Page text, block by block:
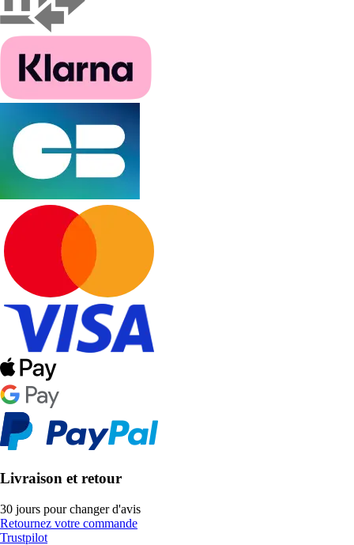
Livraison et retour
30 jours pour changer d'avis
Retournez votre commande
Trustpilot